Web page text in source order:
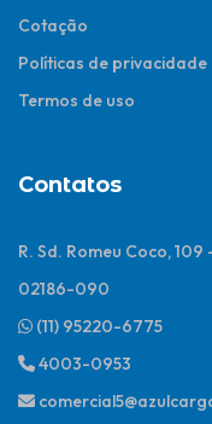
Cotação
Políticas de privacidade
Termos de uso
Contatos
R. Sd. Romeu Coco,
02186-090
(11) 95220-6775
4003-0953